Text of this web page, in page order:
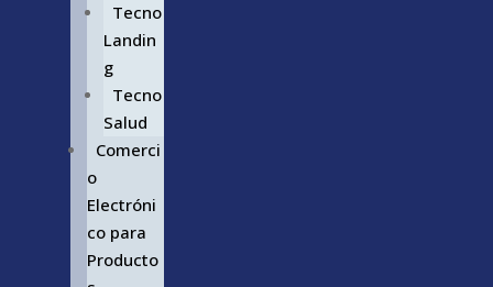
Tecno
Landin
g
Tecno
Salud
Comerci
o
Electróni
co para
Producto